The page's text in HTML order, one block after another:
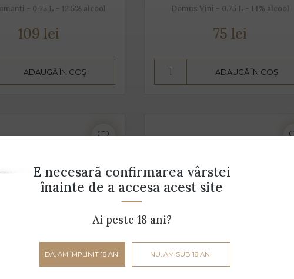
- 0.75 L - 12.5% alcool
109 lei
ADAUGĂ ÎN COȘ
Domus Vini - 0.75 L - 14% alcool
75 lei
ADAUGĂ ÎN COȘ
E necesară confirmarea vârstei
înainte de a accesa acest site
Ai peste 18 ani?
DA, AM ÎMPLINIT 18 ANI NU, AM SUB 18 ANI